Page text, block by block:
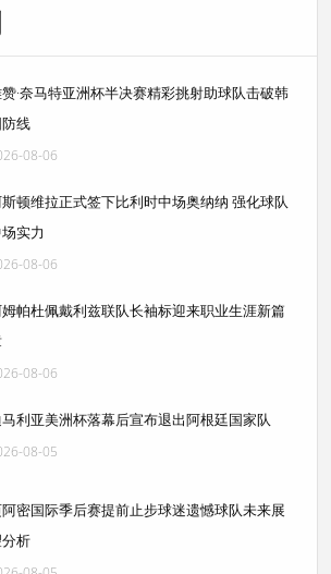
·奈马特亚洲杯半决赛精彩挑射助球队击破韩
线
08-06
顿维拉正式签下比利时中场奥纳纳 强化球队
实力
08-06
帕杜佩戴利兹联队长袖标迎来职业生涯新篇
08-06
利亚美洲杯落幕后宣布退出阿根廷国家队
08-05
密国际季后赛提前止步球迷遗憾球队未来展
析